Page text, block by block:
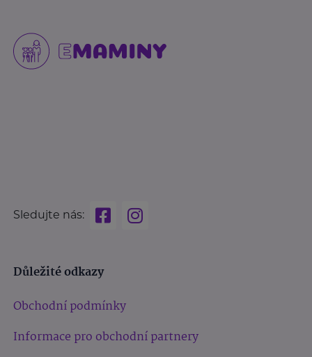
Sledujte nás:
Důležité odkazy
Obchodní podmínky
Informace pro obchodní partnery